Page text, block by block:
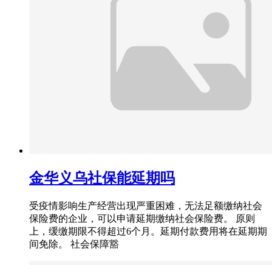
金华义乌社保能延期吗
受疫情影响生产经营出现严重困难，无法足额缴纳社会
保险费的企业，可以申请延期缴纳社会保险费。 原则
上，缓缴期限不得超过6个月。延期付款费用将在延期期
间免除。 社会保障豁